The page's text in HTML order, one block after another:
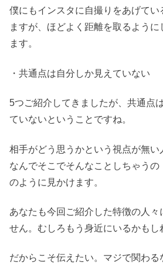
僕にもインスタに自撮りをあげてい
ますが、ほどよく距離を取るよう
ます。
・共通点は自分しか見えていない
5つご紹介してきましたが、共通点
ていないということですね。
相手がどう思うかという視点が無い
なんでそこでそんなことしちゃうの
のように見かけます。
あなたも今回ご紹介した特徴の人々
せん。むしろもう身近にいるかもし
だからこそ伝えたい。マジで関わる